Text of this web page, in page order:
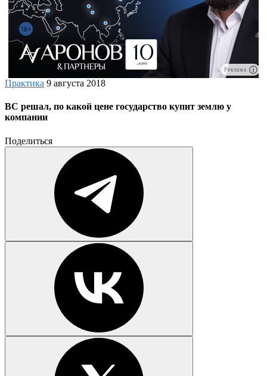
Реклама
Практика 9 августа 2018
ВС решал, по какой цене государство купит землю у
компании
Поделиться